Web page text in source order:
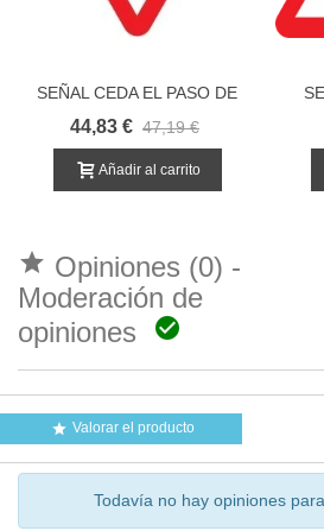
SEÑAL CEDA EL PASO DE
TRÁFICO
44,83 € 47,19 €
Añadir al carrito
 Opiniones (0) -
Moderación de
opiniones

 Valorar el producto
Todavía no hay opiniones